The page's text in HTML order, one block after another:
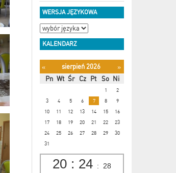
WERSJA JĘZYKOWA
KALENDARZ
« sierpień 2026
»
Pn Wt Śr Cz Pt So Ni
1
2
3
4 5 6 7 8
9
10
11 12 13 14 15
16
17
18 19 20 21 22
23
24
25 26 27 28 29
30
31
20 : 24 : 29